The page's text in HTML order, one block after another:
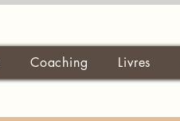
Coaching Livres